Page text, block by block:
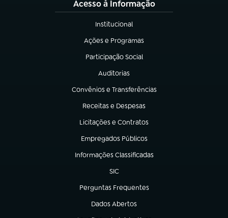
Acesso à Informação
Institucional
(abre em nova aba)
Ações e Programas
(abre em nova aba)
Participação Social
(abre em nova aba)
Auditorias
(abre em nova aba)
Convênios e Transferências
(abre em nova aba)
Receitas e Despesas
(abre em nova aba)
Licitações e Contratos
(abre em nova aba)
Empregados Públicos
(abre em nova aba)
Informações Classificadas
(abre em nova aba)
SIC
(abre em nova aba)
Perguntas Frequentes
(abre em nova aba)
Dados Abertos
(abre em nova aba)